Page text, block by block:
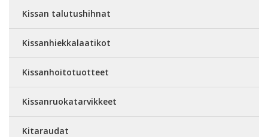
Kissan talutushihnat
Kissanhiekkalaatikot
Kissanhoitotuotteet
Kissanruokatarvikkeet
Kitaraudat